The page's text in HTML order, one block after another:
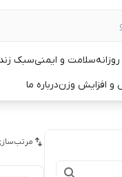
سلامت و ایمنیسبک
افزایش وزندرباره ما